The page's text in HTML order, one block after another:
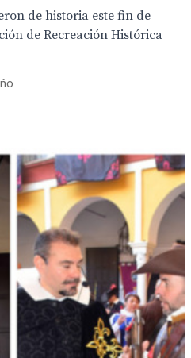
de historia este fin de
de Recreación Histórica